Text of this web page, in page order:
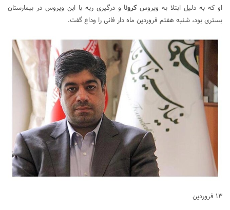
او که به دلیل ابتلا به ویروسکرونا و درگیری ریه با این ویروس در بیمارستان
بستری بود، شنبه هفتم فروردین ماه دار فانی را وداع گفت.
۱۳ فروردین